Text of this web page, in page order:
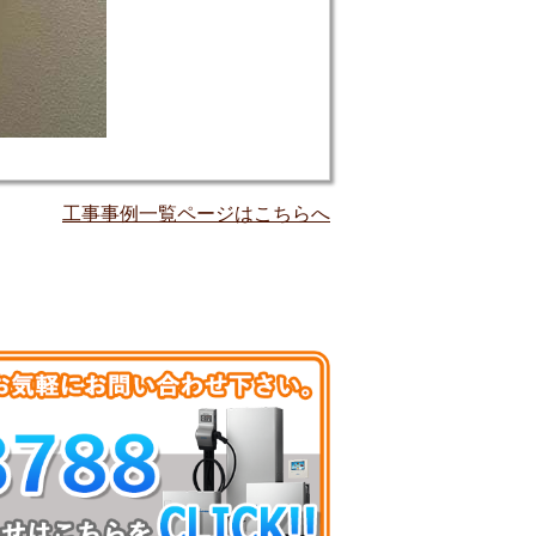
工事事例一覧ページはこちらへ